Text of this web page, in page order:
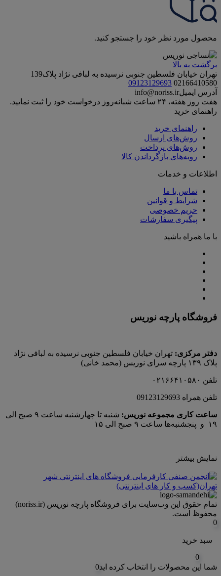
محصول مورد نظر خود را جستجو کنید.
برگشت به بالا
تهران خیابان فلسطین جنوبی نرسیده به لبافی نژاد پلاک139
02166410580
09123129693
آدرس ایمیلinfo@noriss.ir
هفت روز هفته، ۲۴ ساعت شبانه‌روز درخواست خود را ثبت نمایید.
راهنمای خرید
راهنمای خرید
روش‌های ارسال
روش‌های پرداخت
رویه‌های بازگرداندن کالا
اطلاعات و خدمات
تماس با ما
شرایط و قوانین
حریم خصوصی
پیگیری سفارشات
با ما همراه باشید
فروشگاه پارچه نوریس
دفتر مرکزی: تهران خیابان فلسطین جنوبی نرسیده به لبافی نژاد
پلاک ۱۳۹ پارچه‌ سرای نوريس (محمد خانی)
تلفن ۰۲۱۶۶۴۱۰۵۸۰
تلفن همراه 09123129693
ساعت کاری مجموعه نوریس:
شنبه تا چهارشنبه ساعت ۹ صبح الی
۱۹ و پنجشنبه‌ها ساعت ۹ صبح الی ۱۵
نمایش بیشتر
تمام حقوق اين وب‌سايت برای فروشگاه پارچه نوریس (noriss.ir)
محفوظ است.
0
سبد خرید
0
شما این محصولات را انتخاب کرده اید0